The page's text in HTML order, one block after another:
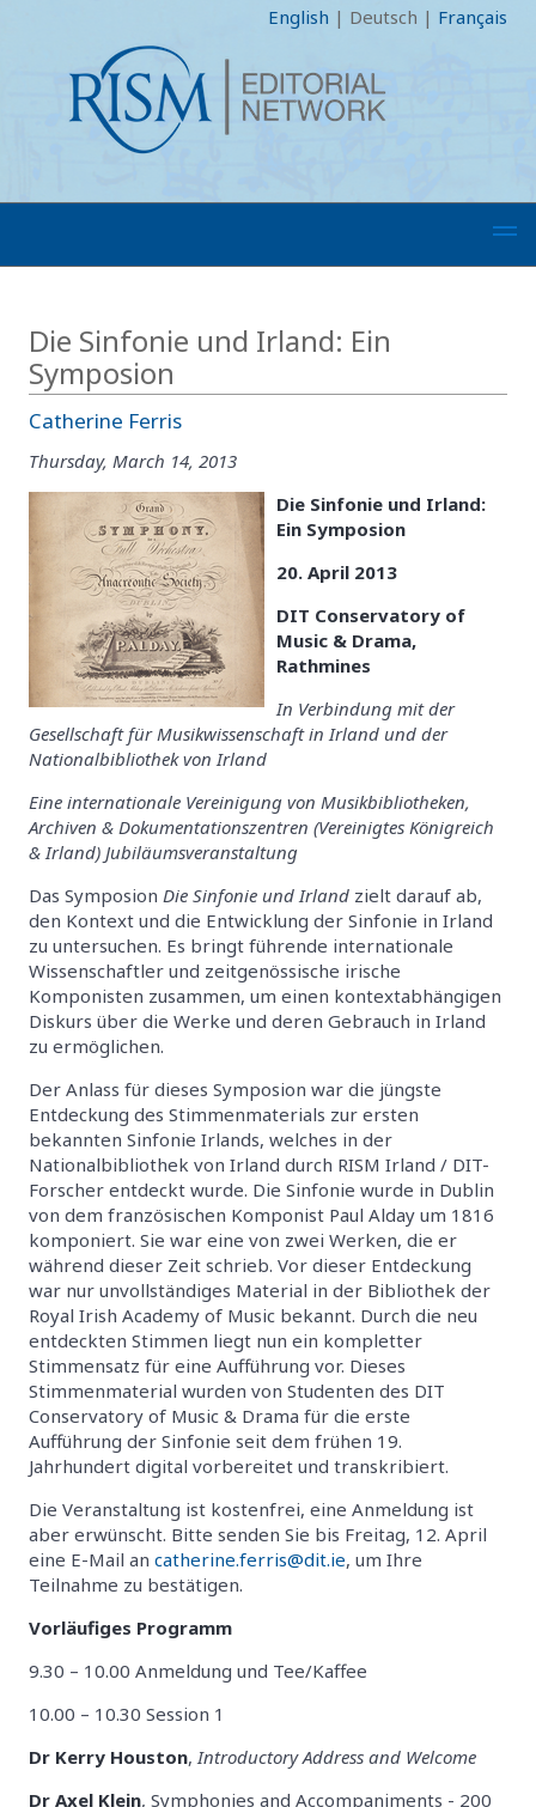
English | Deutsch | Français
Die Sinfonie und Irland: Ein
Symposion
Catherine Ferris
Thursday, March 14, 2013
Die Sinfonie und Irland:
Ein Symposion
20. April 2013
DIT Conservatory of
Music & Drama,
Rathmines
In Verbindung mit der
Gesellschaft für Musikwissenschaft in Irland und der
Nationalbibliothek von Irland
Eine internationale Vereinigung von Musikbibliotheken,
Archiven & Dokumentationszentren (Vereinigtes Königreich
& Irland) Jubiläumsveranstaltung
Das Symposion Die Sinfonie und Irland zielt darauf ab,
den Kontext und die Entwicklung der Sinfonie in Irland
zu untersuchen. Es bringt führende internationale
Wissenschaftler und zeitgenössische irische
Komponisten zusammen, um einen kontextabhängigen
Diskurs über die Werke und deren Gebrauch in Irland
zu ermöglichen.
Der Anlass für dieses Symposion war die jüngste
Entdeckung des Stimmenmaterials zur ersten
bekannten Sinfonie Irlands, welches in der
Nationalbibliothek von Irland durch RISM Irland / DIT-
Forscher entdeckt wurde. Die Sinfonie wurde in Dublin
von dem französischen Komponist Paul Alday um 1816
komponiert. Sie war eine von zwei Werken, die er
während dieser Zeit schrieb. Vor dieser Entdeckung
war nur unvollständiges Material in der Bibliothek der
Royal Irish Academy of Music bekannt. Durch die neu
entdeckten Stimmen liegt nun ein kompletter
Stimmensatz für eine Aufführung vor. Dieses
Stimmenmaterial wurden von Studenten des DIT
Conservatory of Music & Drama für die erste
Aufführung der Sinfonie seit dem frühen 19.
Jahrhundert digital vorbereitet und transkribiert.
Die Veranstaltung ist kostenfrei, eine Anmeldung ist
aber erwünscht. Bitte senden Sie bis Freitag, 12. April
eine E-Mail an catherine.ferris@dit.ie, um Ihre
Teilnahme zu bestätigen.
Vorläufiges Programm
9.30 – 10.00 Anmeldung und Tee/Kaffee
10.00 – 10.30 Session 1
Dr Kerry Houston, Introductory Address and Welcome
Dr Axel Klein, Symphonies and Accompaniments - 200